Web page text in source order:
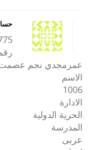
عمرمجدي نجم
الاسم
1006
الادارة
الحرية الدولية
المدرسة
عربى